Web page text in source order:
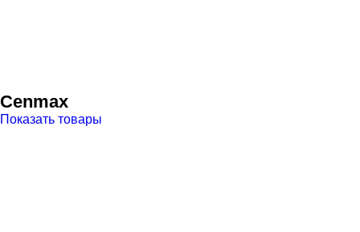
Cenmax
Показать товары